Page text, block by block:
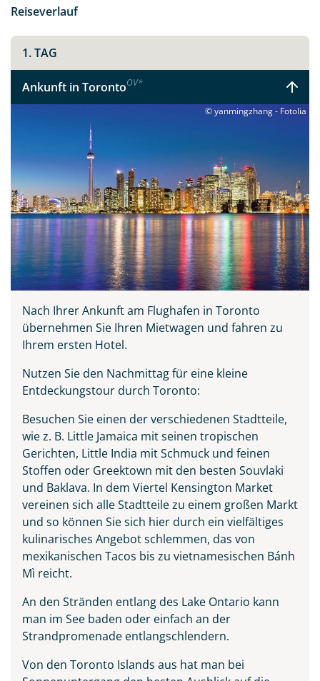
Reiseverlauf
1. TAG
Ankunft in TorontoOV*
© yanmingzhang - Fotolia
Nach Ihrer Ankunft am Flughafen in Toronto
übernehmen Sie Ihren Mietwagen und fahren zu
Ihrem ersten Hotel.
Nutzen Sie den Nachmittag für eine kleine
Entdeckungstour durch Toronto:
Besuchen Sie einen der verschiedenen Stadtteile,
wie z. B. Little Jamaica mit seinen tropischen
Gerichten, Little India mit Schmuck und feinen
Stoffen oder Greektown mit den besten Souvlaki
und Baklava. In dem Viertel Kensington Market
vereinen sich alle Stadtteile zu einem großen Markt
und so können Sie sich hier durch ein vielfältiges
kulinarisches Angebot schlemmen, das von
mexikanischen Tacos bis zu vietnamesischen Bánh
Mì reicht.
An den Stränden entlang des Lake Ontario kann
man im See baden oder einfach an der
Strandpromenade entlangschlendern.
Von den Toronto Islands aus hat man bei